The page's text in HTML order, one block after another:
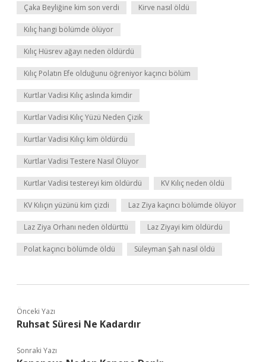
Çaka Beyliğine kim son verdi Kirve nasıl öldü
Kılıç hangi bölümde ölüyor
Kılıç Hüsrev ağayı neden öldürdü
Kılıç Polatın Efe olduğunu öğreniyor kaçıncı bölüm
Kurtlar Vadisi Kılıç aslında kimdir
Kurtlar Vadisi Kılıç Yüzü Neden Çizik
Kurtlar Vadisi Kılıçı kim öldürdü
Kurtlar Vadisi Testere Nasıl Ölüyor
Kurtlar Vadisi testereyi kim öldürdü KV Kılıç neden öldü
KV Kılıçın yüzünü kim çizdi Laz Ziya kaçıncı bölümde ölüyor
Laz Ziya Orhanı neden öldürttü Laz Ziyayi kim öldürdü
Polat kaçıncı bölümde öldü Süleyman Şah nasıl öldü
Önceki Yazı
Ruhsat Süresi Ne Kadardır
Sonraki Yazı